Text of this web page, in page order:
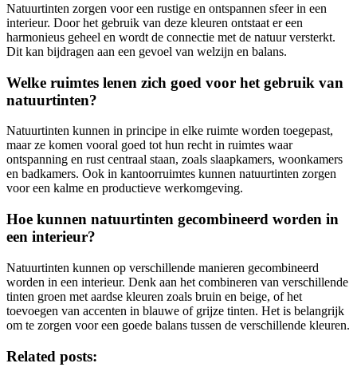
Natuurtinten zorgen voor een rustige en ontspannen sfeer in een
interieur. Door het gebruik van deze kleuren ontstaat er een
harmonieus geheel en wordt de connectie met de natuur versterkt.
Dit kan bijdragen aan een gevoel van welzijn en balans.
Welke ruimtes lenen zich goed voor het gebruik van
natuurtinten?
Natuurtinten kunnen in principe in elke ruimte worden toegepast,
maar ze komen vooral goed tot hun recht in ruimtes waar
ontspanning en rust centraal staan, zoals slaapkamers, woonkamers
en badkamers. Ook in kantoorruimtes kunnen natuurtinten zorgen
voor een kalme en productieve werkomgeving.
Hoe kunnen natuurtinten gecombineerd worden in
een interieur?
Natuurtinten kunnen op verschillende manieren gecombineerd
worden in een interieur. Denk aan het combineren van verschillende
tinten groen met aardse kleuren zoals bruin en beige, of het
toevoegen van accenten in blauwe of grijze tinten. Het is belangrijk
om te zorgen voor een goede balans tussen de verschillende kleuren.
Related posts: